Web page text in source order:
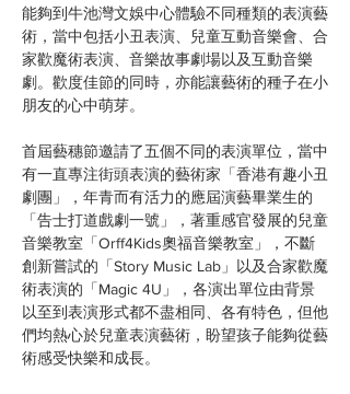
能夠到牛池灣文娛中心體驗不同種類的表演藝
術，當中包括小丑表演、兒童互動音樂會、合
家歡魔術表演、音樂故事劇場以及互動音樂
劇。歡度佳節的同時，亦能讓藝術的種子在小
朋友的心中萌芽。
首屆藝穗節邀請了五個不同的表演單位，當中
有一直專注街頭表演的藝術家「香港有趣小丑
劇團」，年青而有活力的應屆演藝畢業生的
「告士打道戲劇一號」，著重感官發展的兒童
音樂教室「Orff4Kids奧福音樂教室」，不斷
創新嘗試的「Story Music Lab」以及合家歡魔
術表演的「Magic 4U」，各演出單位由背景
以至到表演形式都不盡相同、各有特色，但他
們均熱心於兒童表演藝術，盼望孩子能夠從藝
術感受快樂和成長。